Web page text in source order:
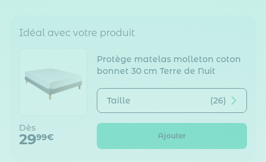
Idéal avec votre produit
Protège matelas molleton coton
bonnet 30 cm Terre de Nuit
Taille (26)
Dès
2999€ Ajouter